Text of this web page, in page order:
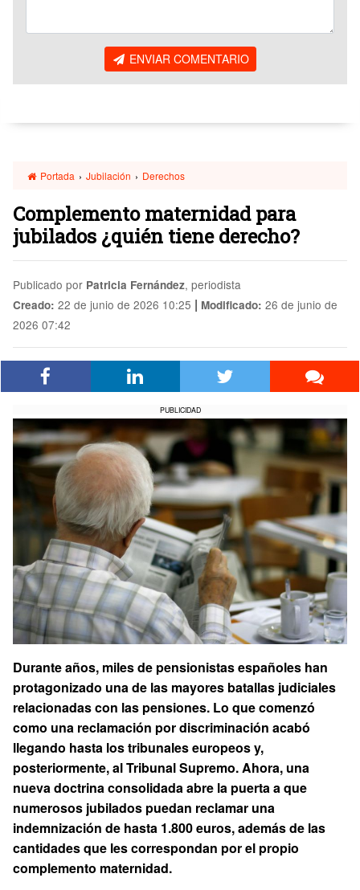
ENVIAR COMENTARIO
Portada › Jubilación › Derechos
Complemento maternidad para
jubilados ¿quién tiene derecho?
Publicado por Patricia Fernández, periodista
Creado: 22 de junio de 2026 10:25 | Modificado: 26 de junio de
2026 07:42
PUBLICIDAD
Durante años, miles de pensionistas españoles han
protagonizado una de las mayores batallas judiciales
relacionadas con las pensiones. Lo que comenzó
como una reclamación por discriminación acabó
llegando hasta los tribunales europeos y,
posteriormente, al Tribunal Supremo. Ahora, una
nueva doctrina consolidada abre la puerta a que
numerosos jubilados puedan reclamar una
indemnización de hasta 1.800 euros, además de las
cantidades que les correspondan por el propio
complemento maternidad.